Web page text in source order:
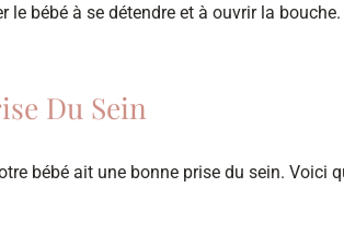
le bébé à se détendre et à ouvrir la
Du Sein
bébé ait une bonne prise du sein. Voici